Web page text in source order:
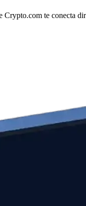
te conecta